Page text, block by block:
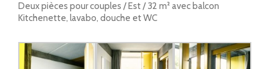
Deux pièces pour couples / Est / 32 m² avec balcon
Kitchenette, lavabo, douche et WC